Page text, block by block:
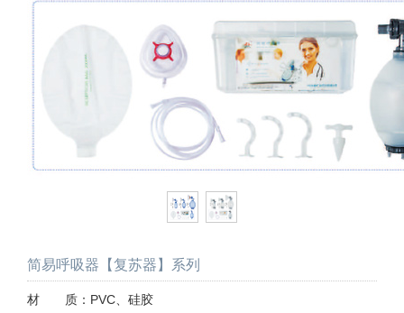
简易呼吸器【复苏器】系列
材 质：PVC、硅胶